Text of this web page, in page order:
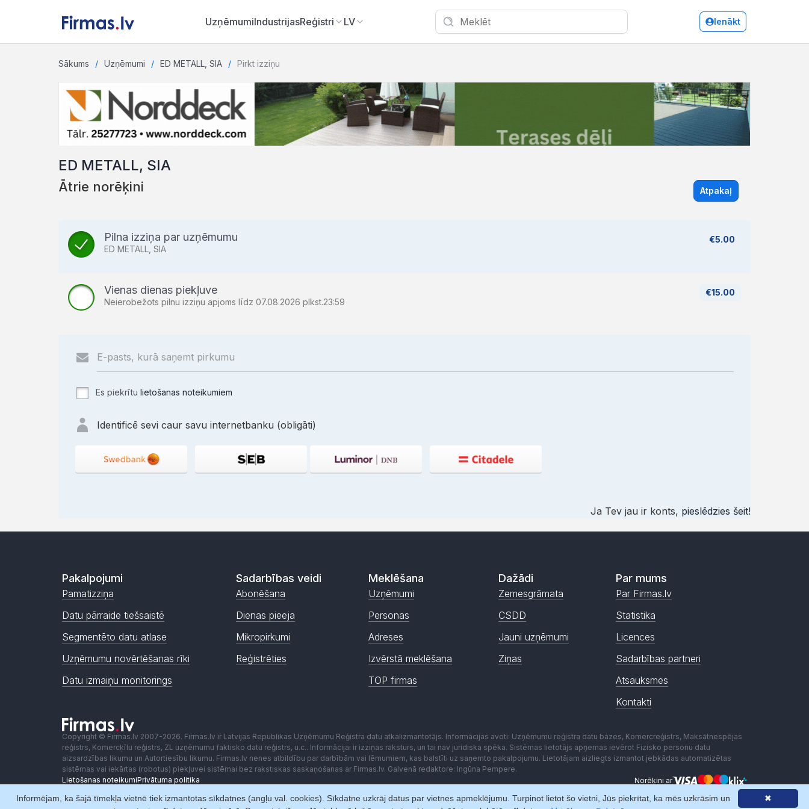
UzņēmumiIndustrijasReģistri LV Ienākt
Sākums Uzņēmumi ED METALL, SIA Pirkt izziņu
ED METALL, SIA
Ātrie norēķini Atpakaļ
€5.00
Pilna izziņa par uzņēmumu
ED METALL, SIA
€15.00
Vienas dienas piekļuve
Neierobežots pilnu izziņu apjoms līdz 07.08.2026 plkst.23:59
Es piekrītu lietošanas noteikumiem
Identificē sevi caur savu internetbanku (obligāti)
Ja Tev jau ir konts, pieslēdzies šeit!
Pakalpojumi
Pamatizziņa
Datu pārraide tiešsaistē
Segmentēto datu atlase
Uzņēmumu novērtēšanas rīki
Datu izmaiņu monitorings
Sadarbības veidi
Abonēšana
Dienas pieeja
Mikropirkumi
Reģistrēties
Meklēšana
Uzņēmumi
Personas
Adreses
Izvērstā meklēšana
TOP firmas
Dažādi
Zemesgrāmata
CSDD
Jauni uzņēmumi
Ziņas
Par mums
Par Firmas.lv
Statistika
Licences
Sadarbības partneri
Atsauksmes
Kontakti
Copyright © Firmas.lv 2007-2026. Firmas.lv ir Latvijas Republikas Uzņēmumu Reģistra datu atkalizmantotājs. Informācijas avoti: Uzņēmumu reģistra datu bāzes, Komercreģistrs, Maksātnespējas
reģistrs, Komercķīlu reģistrs, ZL uzņēmumu faktisko datu reģistrs, u.c.. Informācijai ir izziņas raksturs, un tai nav juridiska spēka. Sistēmas lietotājs apņemas ievērot Fizisko personu datu
aizsardzības likumu un Autortiesību likumu. Firmas.lv nenes atbildību par darbībām vai lēmumiem, kas balstīti uz saņemto pakalpojumu. Lietotājam aizliegts izmantot jebkādas automatizētas
sistēmas vai iekārtas (robotus) piekļuvei sistēmai bez rakstiskas saskaņošanas ar Firmas.lv. Galvenā redaktore: Ingūna Pempere.
Lietošanas noteikumiPrivātuma politika Norēķini ar
✖
Informējam, ka šajā tīmekļa vietnē tiek izmantotas sīkdatnes (angļu val. cookies). Sīkdatne uzkrāj datus par vietnes apmeklējumu. Turpinot lietot šo vietni, Jūs piekrītat, ka mēs uzkrāsim un